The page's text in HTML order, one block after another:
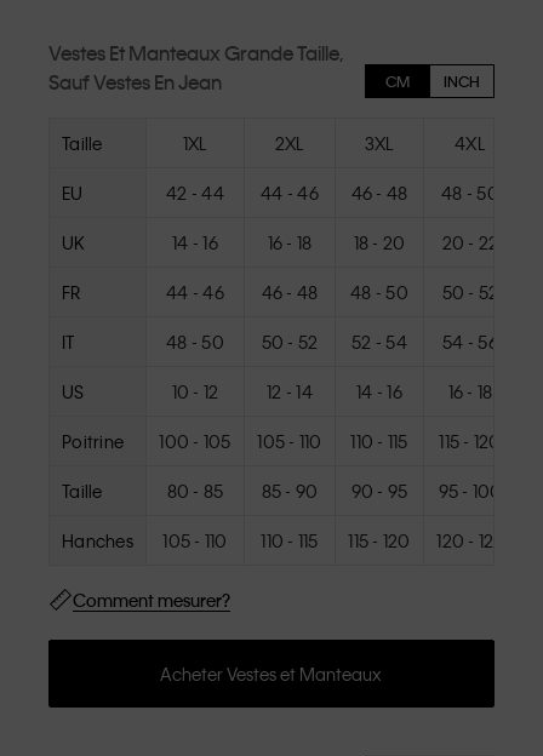
Vestes Et Manteaux Grande Taille,
Sauf Vestes En Jean
CM INCH
Taille 1XL 2XL 3XL 4XL
EU 42 - 44 44 - 46 46 - 48 48 - 50
UK 14 - 16 16 - 18 18 - 20 20 - 22
FR 44 - 46 46 - 48 48 - 50 50 - 52
IT 48 - 50 50 - 52 52 - 54 54 - 56
US 10 - 12 12 - 14 14 - 16 16 - 18
Poitrine 100 - 105 105 - 110 110 - 115 115 - 120
Taille 80 - 85 85 - 90 90 - 95 95 - 100
Hanches 105 - 110 110 - 115 115 - 120 120 - 125
Comment mesurer?
Acheter Vestes et Manteaux